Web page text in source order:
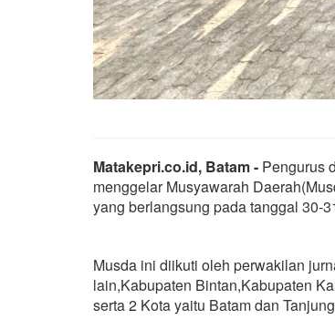
Matakepri.co.id, Batam - Pengurus
menggelar Musyawarah
yang berlangsung pada tanggal 30-
Musda ini diikuti oleh perwakilan
lain,Kabupaten Bintan,Kabupaten
serta 2 Kota yaitu Batam dan